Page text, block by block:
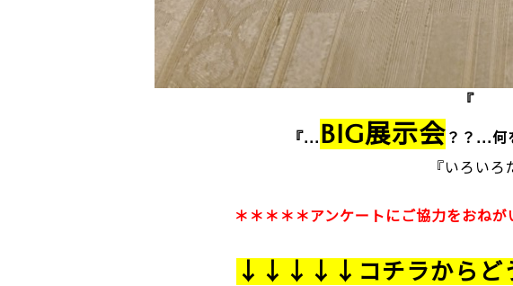
『
『... BIG展示会 ？？...何
『いろいろだよ！
＊＊＊＊＊アンケートにご協力をおね
↓↓↓↓↓コチラから